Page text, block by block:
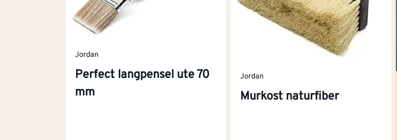
Jordan
Perfect langpensel ute 70
mm
Jordan
Murkost naturfiber